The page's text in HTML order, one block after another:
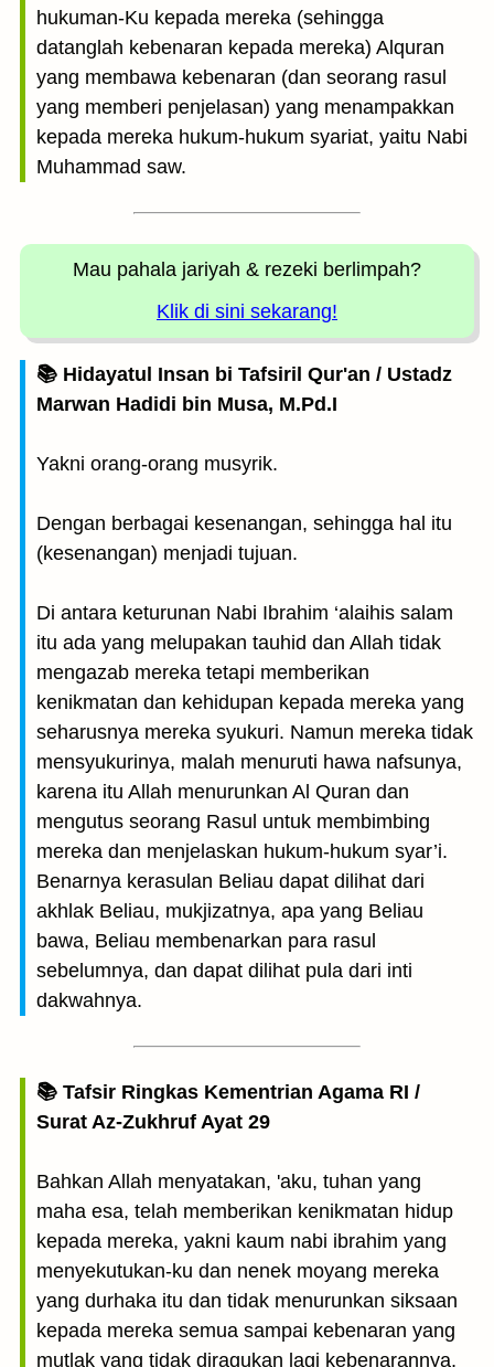
hukuman-Ku kepada mereka (sehingga
datanglah kebenaran kepada mereka) Alquran
yang membawa kebenaran (dan seorang rasul
yang memberi penjelasan) yang menampakkan
kepada mereka hukum-hukum syariat, yaitu Nabi
Muhammad saw.
Mau pahala jariyah & rezeki berlimpah?
Klik di sini sekarang!
📚 Hidayatul Insan bi Tafsiril Qur'an / Ustadz
Marwan Hadidi bin Musa, M.Pd.I
Yakni orang-orang musyrik.
Dengan berbagai kesenangan, sehingga hal itu
(kesenangan) menjadi tujuan.
Di antara keturunan Nabi Ibrahim ‘alaihis salam
itu ada yang melupakan tauhid dan Allah tidak
mengazab mereka tetapi memberikan
kenikmatan dan kehidupan kepada mereka yang
seharusnya mereka syukuri. Namun mereka tidak
mensyukurinya, malah menuruti hawa nafsunya,
karena itu Allah menurunkan Al Quran dan
mengutus seorang Rasul untuk membimbing
mereka dan menjelaskan hukum-hukum syar’i.
Benarnya kerasulan Beliau dapat dilihat dari
akhlak Beliau, mukjizatnya, apa yang Beliau
bawa, Beliau membenarkan para rasul
sebelumnya, dan dapat dilihat pula dari inti
dakwahnya.
📚 Tafsir Ringkas Kementrian Agama RI /
Surat Az-Zukhruf Ayat 29
Bahkan Allah menyatakan, 'aku, tuhan yang
maha esa, telah memberikan kenikmatan hidup
kepada mereka, yakni kaum nabi ibrahim yang
menyekutukan-ku dan nenek moyang mereka
yang durhaka itu dan tidak menurunkan siksaan
kepada mereka semua sampai kebenaran yang
mutlak yang tidak diragukan lagi kebenarannya,